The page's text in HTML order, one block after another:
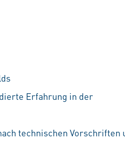
Erfahrung in der
technischen Vorschriften